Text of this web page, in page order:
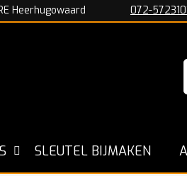
Heerhugowaard 072-
SLEUTEL BIJMAKEN